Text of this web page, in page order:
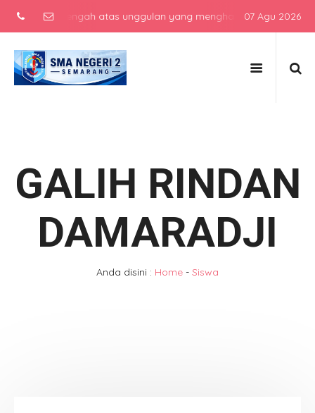
menengah atas unggulan yang menghasilkan lulusan
07 Agu 2026
GALIH RINDAN
DAMARADJI
Anda disini : Home - Siswa